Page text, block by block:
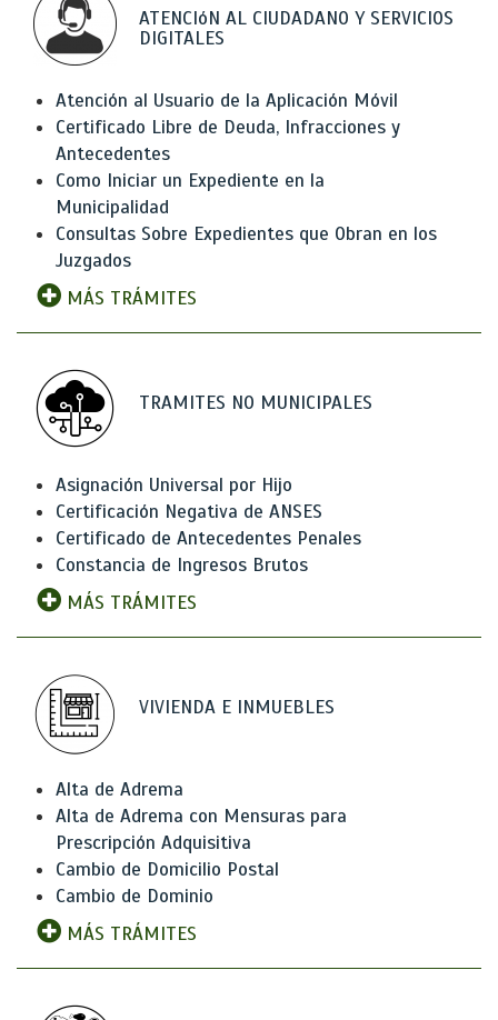
ATENCIóN AL CIUDADANO Y SERVICIOS
DIGITALES
Atención al Usuario de la Aplicación Móvil
Certificado Libre de Deuda, Infracciones y
Antecedentes
Como Iniciar un Expediente en la
Municipalidad
Consultas Sobre Expedientes que Obran en los
Juzgados
MÁS TRÁMITES
TRAMITES NO MUNICIPALES
Asignación Universal por Hijo
Certificación Negativa de ANSES
Certificado de Antecedentes Penales
Constancia de Ingresos Brutos
MÁS TRÁMITES
VIVIENDA E INMUEBLES
Alta de Adrema
Alta de Adrema con Mensuras para
Prescripción Adquisitiva
Cambio de Domicilio Postal
Cambio de Dominio
MÁS TRÁMITES